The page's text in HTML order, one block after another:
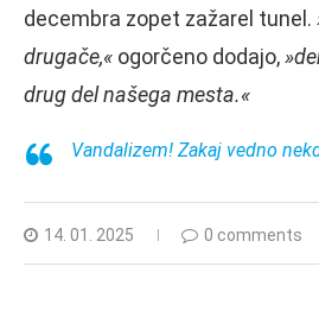
decembra zopet zažarel tunel.
drugače,« ogorčeno dodajo,
drug del našega mesta.«
Vandalizem! Zakaj vedno
14. 01. 2025 0 comments